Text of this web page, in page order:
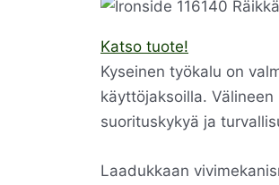
Katso tuote!
Kyseinen työkalu on
käyttöjaksoilla.
suorituskykyä ja
Laadukkaan